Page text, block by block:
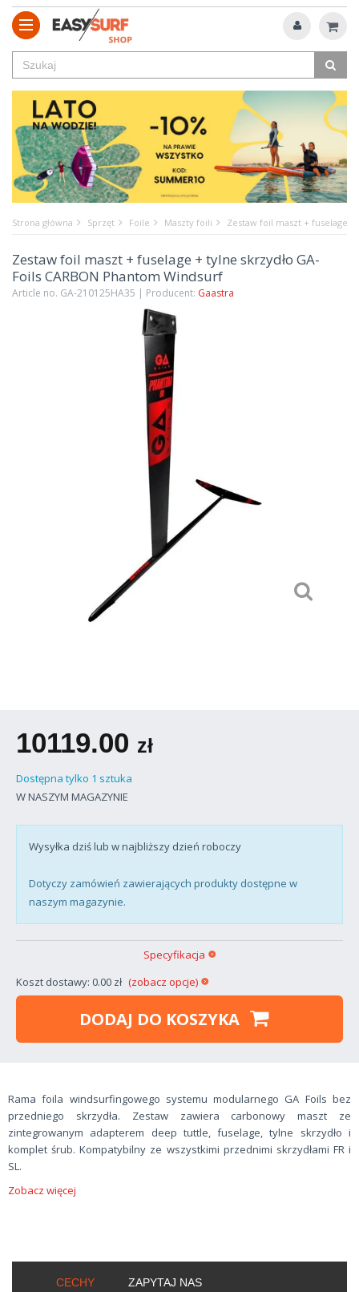
Strona główna Sprzęt Foile Maszty foili Zestaw foil maszt + fuselage +
Zestaw foil maszt + fuselage + tylne skrzydło GA-
Foils CARBON Phantom Windsurf
Article no. GA-210125HA35 | Producent: Gaastra
10119.00 zł
Dostępna tylko 1 sztuka
W NASZYM MAGAZYNIE
Wysyłka dziś lub w najbliższy dzień roboczy
Dotyczy zamówień zawierających produkty dostępne w
naszym magazynie.
Koszt dostawy: 0.00 zł (zobacz opcje)
Specyfikacja
DODAJ DO KOSZYKA
Rama foila windsurfingowego systemu modularnego GA Foils bez
przedniego skrzydła. Zestaw zawiera carbonowy maszt ze
zintegrowanym adapterem deep tuttle, fuselage, tylne skrzydło i
komplet śrub. Kompatybilny ze wszystkimi przednimi skrzydłami FR i
SL.
Zobacz więcej
CECHY ZAPYTAJ NAS